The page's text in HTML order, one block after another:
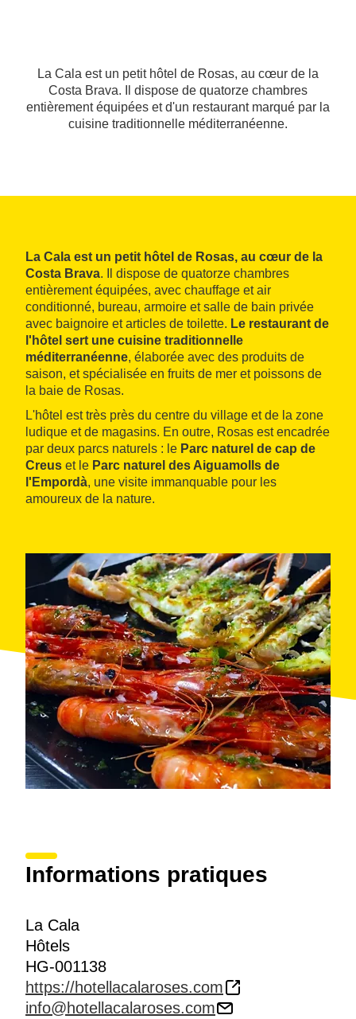
La Cala est un petit hôtel de Rosas, au cœur de la
Costa Brava. Il dispose de quatorze chambres
entièrement équipées et d'un restaurant marqué par la
cuisine traditionnelle méditerranéenne.
La Cala est un petit hôtel de Rosas, au cœur de la
Costa Brava. Il dispose de quatorze chambres
entièrement équipées, avec chauffage et air
conditionné, bureau, armoire et salle de bain privée
avec baignoire et articles de toilette. Le restaurant de
l'hôtel sert une cuisine traditionnelle
méditerranéenne, élaborée avec des produits de
saison, et spécialisée en fruits de mer et poissons de
la baie de Rosas.
L'hôtel est très près du centre du village et de la zone
ludique et de magasins. En outre, Rosas est encadrée
par deux parcs naturels : le Parc naturel de cap de
Creus et le Parc naturel des Aiguamolls de
l'Empordà, une visite immanquable pour les
amoureux de la nature.
Informations pratiques
La Cala
Hôtels
HG-001138
https://hotellacalaroses.com
info@hotellacalaroses.com